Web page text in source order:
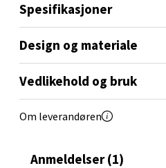
• Produsert i Portugal med
funksjon og følelse.
Spesifikasjoner
Design og materiale
Vedlikehold og bruk
Om leverandøren
Anmeldelser (1)
Ski - Thon Senter
Ski Storsenter,
Åpent i dag 10-19
8 i butikk